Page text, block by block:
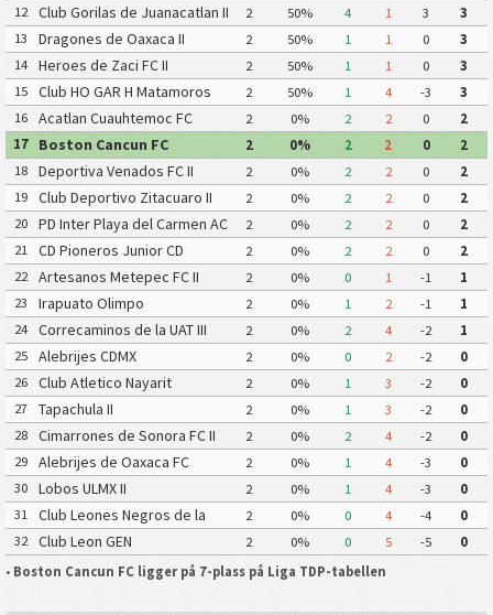
12
Club Gorilas de Juanacatlan II 2 50% 4 1 3
3
13
Dragones de Oaxaca II 2 50% 1 1 0
3
14
Heroes de Zaci FC II 2 50% 1 1 0
3
15
Club HO GAR H Matamoros
Gavilanes FC Matamoros II
2 50% 1 4 -3
3
16
Acatlan Cuauhtemoc FC 2 0% 2 2 0
2
17
Boston Cancun FC 2 0% 2 2 0
2
18
Deportiva Venados FC II 2 0% 2 2 0
2
19
Club Deportivo Zitacuaro II 2 0% 2 2 0
2
20
PD Inter Playa del Carmen AC
II
2 0% 2 2 0
2
21
CD Pioneros Junior CD
Pioneros de Cancun II
2 0% 2 2 0
2
22
Artesanos Metepec FC II 2 0% 0 1 -1
1
23
Irapuato Olimpo 2 0% 1 2 -1
1
24
Correcaminos de la UAT III 2 0% 2 4 -2
1
25
Alebrijes CDMX 2 0% 0 2 -2
0
26
Club Atletico Nayarit 2 0% 1 3 -2
0
27
Tapachula II 2 0% 1 3 -2
0
28
Cimarrones de Sonora FC II 2 0% 2 4 -2
0
29
Alebrijes de Oaxaca FC 2 0% 1 4 -3
0
30
Lobos ULMX II 2 0% 1 4 -3
0
31
Club Leones Negros de la
Universidad de Guadalajara III
2 0% 0 4 -4
0
32
Club Leon GEN 2 0% 0 5 -5
0
• Boston Cancun FC ligger på 7-plass på Liga TDP-tabellen